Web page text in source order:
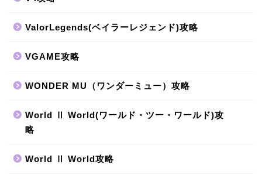
ValorLegends(ベイラーレジェンド)攻略
VGAME攻略
WONDER MU（ワンダーミュー）攻略
World Ⅱ World(ワールド・ツー・ワールド)攻
略
World Ⅱ World攻略